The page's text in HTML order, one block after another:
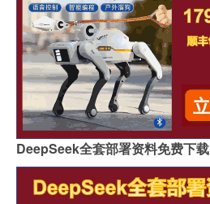
DeepSeek全套部署资料免费下载